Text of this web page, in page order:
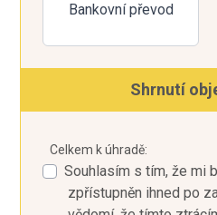
Bankovní převod
Shrnutí
Celkem k úhradě:
Souhlasím s tím, že mi
zpřístupněn ihned po